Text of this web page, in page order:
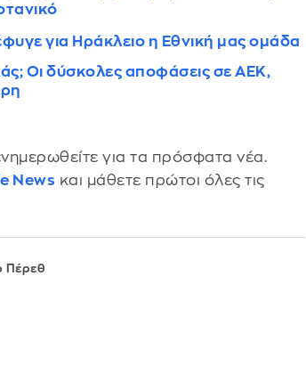
για Ηράκλειο η Εθνική μας ομάδα
Οι δύσκολες αποφάσεις σε ΑΕΚ,
για τα πρόσφατα νέα.
News και μάθετε πρώτοι όλες τις
Πέρεθ